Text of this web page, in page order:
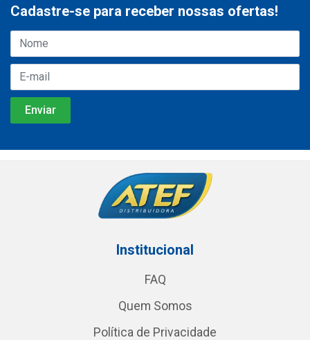
Cadastre-se para receber nossas ofertas!
Institucional
FAQ
Quem Somos
Política de Privacidade